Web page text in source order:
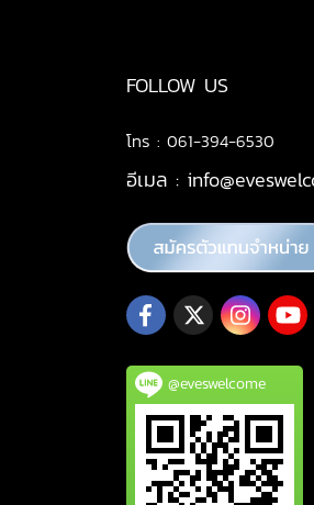
FOLLOW US
โทร : 061-394-6530
อีเมล :
@eveswelcome